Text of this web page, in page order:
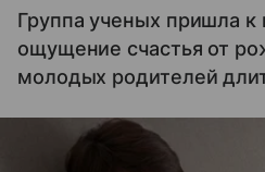
Группа ученых пришла к
ощущение счастья от
молодых родителей